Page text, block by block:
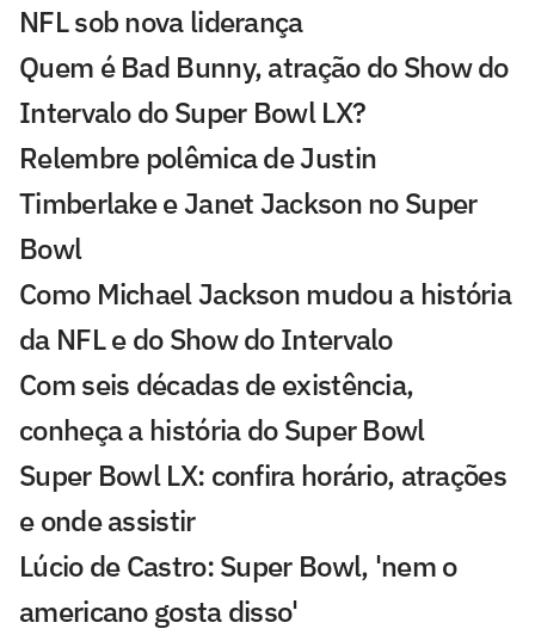
NFL sob nova liderança
Quem é Bad Bunny, atração do Show do
Intervalo do Super Bowl LX?
Relembre polêmica de Justin
Timberlake e Janet Jackson no Super
Bowl
Como Michael Jackson mudou a história
da NFL e do Show do Intervalo
Com seis décadas de existência,
conheça a história do Super Bowl
Super Bowl LX: confira horário, atrações
e onde assistir
Lúcio de Castro: Super Bowl, 'nem o
americano gosta disso'